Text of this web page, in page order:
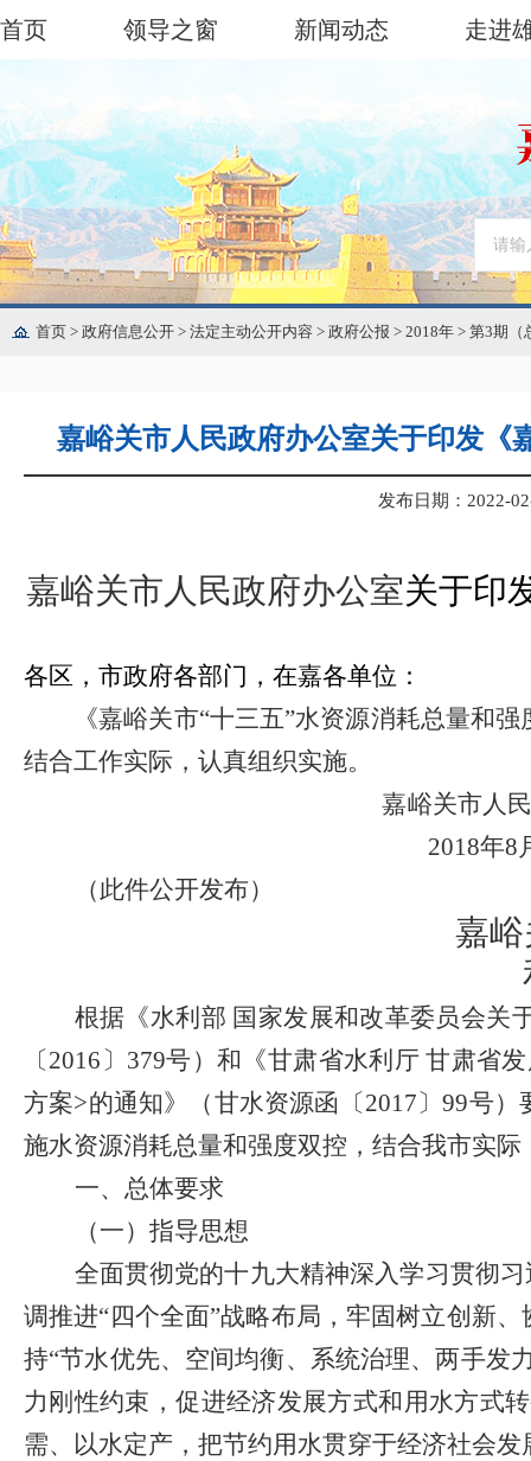
首页 领导之窗 新闻动态 走进
首页 > 政府信息公开 > 法定主动公开内容 > 政府公报 > 2018年 > 第3期（
嘉峪关市人民政府办公室关于印发《
发布日期：2022-
嘉峪关市人民政府办公室关于印
各区，市政府各部门，在嘉各单位：
《嘉峪关市“十三五”水资源消耗总量和
结合工作实际，认真组织实施。
嘉峪关市人
2018年8
（此件公开发布）
嘉
根据《水利部 国家发展和改革委员会关
〔2016 〕 379号）和《甘肃省水利厅 甘肃省
方案>的通知》（甘水资源函〔2017〕99号）
施水资源消耗总量和强度双控，结合我市实际
一、总体要求
（一） 指导思想
全面贯彻党的十九大精神深入学习贯彻
调推进“四个全面”战略布局，牢固树立创新
持“节水优先、空间均衡、系统治理、两手发
力刚性约束，促进经济发展方式和用水方式
需、以水定产，把节约用水贯穿于经济社会